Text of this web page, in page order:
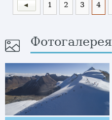
1 2 3 4
Фотогалерея